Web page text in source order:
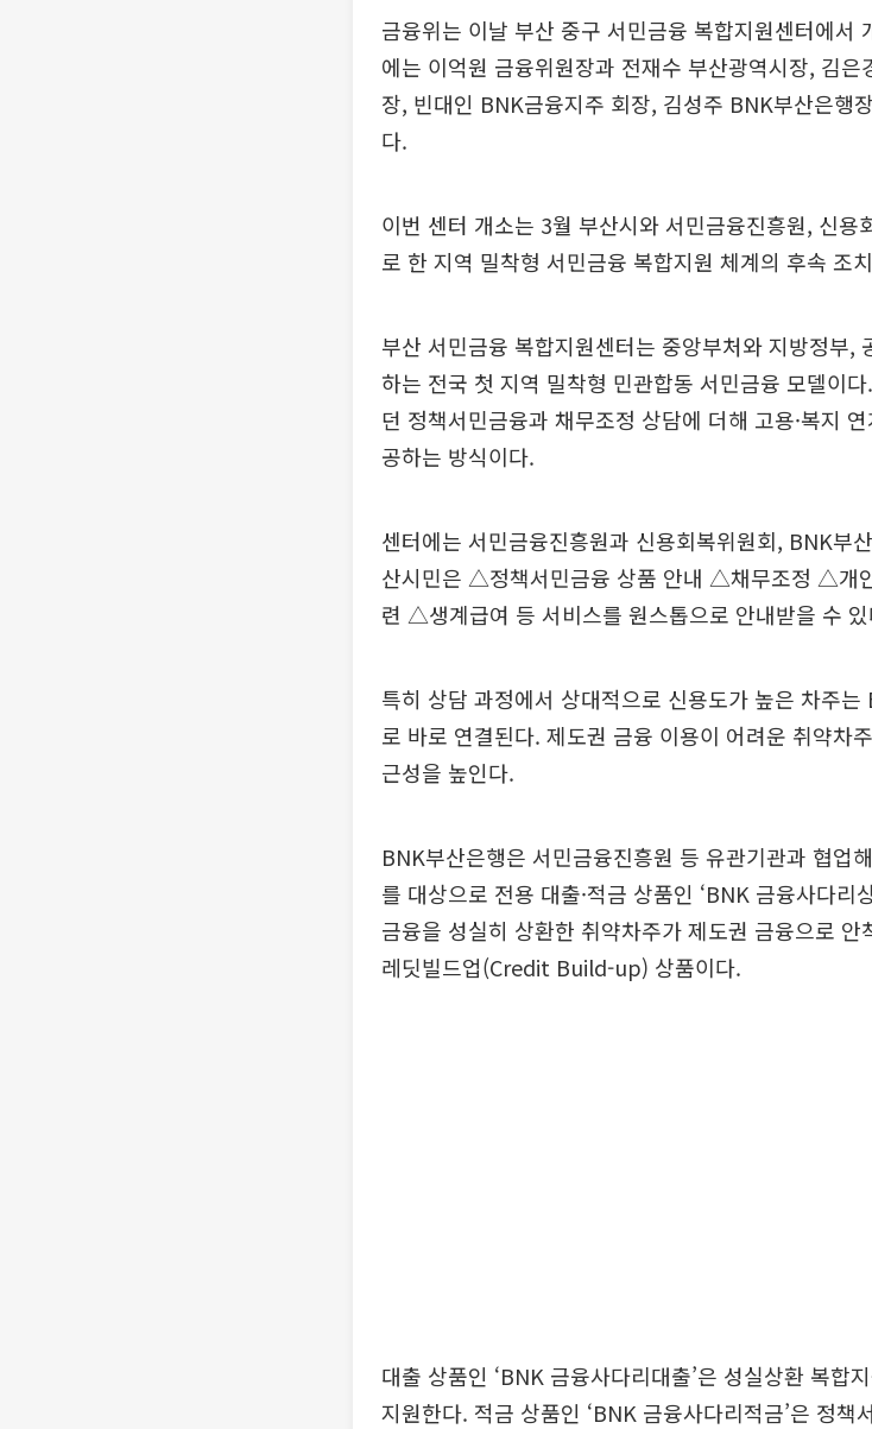
금융위는 이날 부산 중구 서민금융 복합지원센터에서
에는 이억원 금융위원장과 전재수 부산광역시장, 김
장, 빈대인 BNK금융지주 회장, 김성주 BNK부산은행
다.
이번 센터 개소는 3월 부산시와 서민금융진흥원, 신
로 한 지역 밀착형 서민금융 복합지원 체계의 후속 조
부산 서민금융 복합지원센터는 중앙부처와 지방정부,
하는 전국 첫 지역 밀착형 민관합동 서민금융 모델이
던 정책서민금융과 채무조정 상담에 더해 고용·복지
공하는 방식이다.
센터에는 서민금융진흥원과 신용회복위원회, BNK부
산시민은 △정책서민금융 상품 안내 △채무조정 △개
련 △생계급여 등 서비스를 원스톱으로 안내받을 수
특히 상담 과정에서 상대적으로 신용도가 높은 차주
로 바로 연결된다. 제도권 금융 이용이 어려운 취약차
근성을 높인다.
BNK부산은행은 서민금융진흥원 등 유관기관과 협업
를 대상으로 전용 대출·적금 상품인 ‘BNK 금융사다리
금융을 성실히 상환한 취약차주가 제도권 금융으로
레딧빌드업(Credit Build-up) 상품이다.
대출 상품인 ‘BNK 금융사다리대출’은 성실상환 복합
지원한다. 적금 상품인 ‘BNK 금융사다리적금’은 정